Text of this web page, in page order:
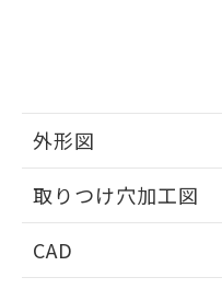
外形図
取りつけ穴加工図
CAD
り、2022年1月12
す。